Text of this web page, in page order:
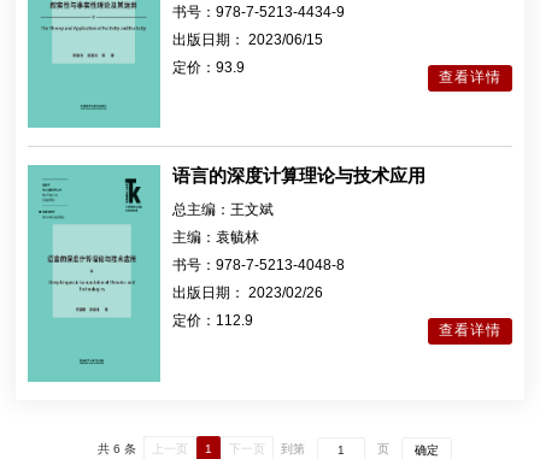
书号：978-7-5213-4434-9
出版日期：
2023/06/15
定价：93.9
查看详情
语言的深度计算理论与技术应用
总主编：王文斌
主编：袁毓林
书号：978-7-5213-4048-8
出版日期：
2023/02/26
定价： 112.9
查看详情
共 6 条 上一页 1 下一页 到第 页 确定